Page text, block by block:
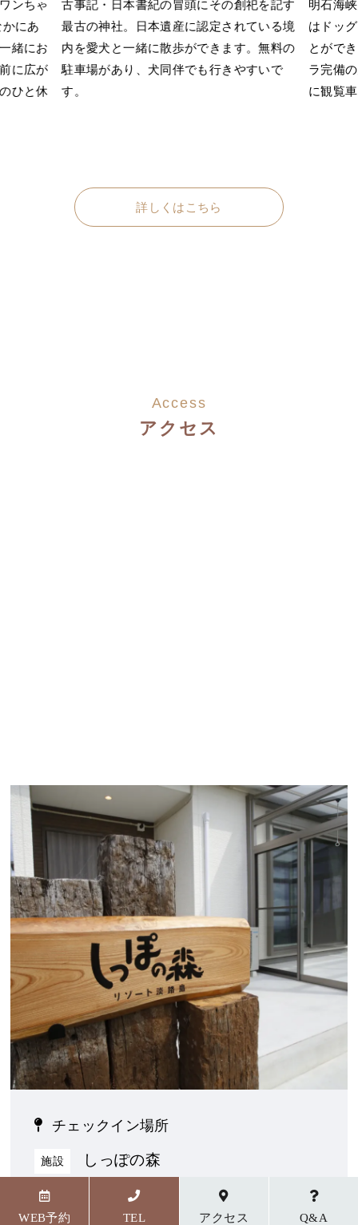
ンちゃ
にあ
緒にお
に広が
ひと休
古事記・日本書紀の冒頭にその創祀を記す
最古の神社。日本遺産に認定されている境
内を愛犬と一緒に散歩ができます。無料の
駐車場があり、犬同伴でも行きやすいで
す。
明石海
はドッ
とがで
ラ完備
に観覧
詳しくはこちら
Access
アクセス
チェックイン場所
施設 しっぽの森
〒656-1727 兵庫県淡路市野島貴船23番地5
WEB予約
TEL アクセス Q&A